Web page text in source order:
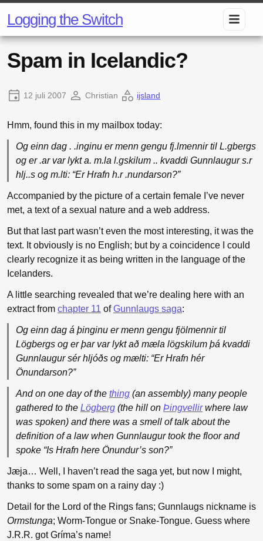
Logging the Switch
Spam in Icelandic?
12 juli 2007 Christian ijsland
Hmm, found this in my mailbox today:
Og einn dag . .inginu er menn gengu fj.lmennir til L.gbergs
og er .ar var lykt a. m.la l.gskilum .. kvaddi Gunnlaugur s.r
hlj..s og m.lti: “Er Hrafn h.r .nundarson?”
Accompanied by the picture of a certain female I’ve never
met, a text of a sexual nature and a web address.
But that last part wasn’t even the most interesting, it was the
text. It obviously is no English; but by a coincidence I could
clearly recognize it as being written in the language of the
Icelanders.
A little searching revealed that we’re dealing here with an
extract from chapter 11 ofGunnlaugs saga:
Og einn dag á þinginu er menn gengu fjölmennir til
Lögbergs og er þar var lykt að mæla lögskilum þá kvaddi
Gunnlaugur sér hljóðs og mælti: “Er Hrafn hér
Önundarson?”
And on one day of the thing (an assembly) many people
gathered to the Lögberg (the hill on Þingvellirwhere law
was spoken) and there was a smell of talk about the
definition of a law when Gunnlaugur took the floor and
spoke “Is Hrafn here Önundur’s son?”
Jæja… Well, I haven’t read the saga yet, but now I might,
thanks to some spam on a rainy day :)
Detail for the Lord of the Rings fans; Gunnlaugs nickname is
Ormstunga; Worm-Tongue or Snake-Tongue. Guess where
J.R.R. got Gríma’s name!